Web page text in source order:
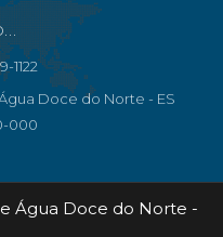
1122
Doce do Norte - ES
000
Água Doce do Norte -